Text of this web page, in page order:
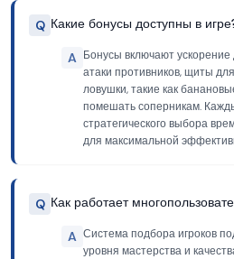
Q Какие бонусы доступны в
A Бонусы включают
атаки противников, щиты
ловушки, такие как
помешать соперникам.
стратегического выбора
для максимальной
Q Как работает
A Система подбора игроков
уровня мастерства и